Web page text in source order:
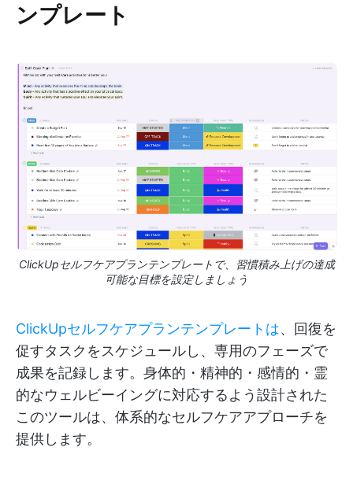
ンプレート
ClickUpセルフケアプランテンプレートで、習慣積み上げの達成
可能な目標を設定しましょう
ClickUpセルフケアプランテンプレートは、回復を
促すタスクをスケジュールし、専用のフェーズで
成果を記録します。身体的・精神的・感情的・霊
的なウェルビーイングに対応するよう設計された
このツールは、体系的なセルフケアアプローチを
提供します。